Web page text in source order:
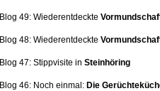
Blog 49: Wiederentdeckte
Blog 48: Wiederentdeckte
Blog 47: Stippvisite in Steinhöring
Blog 46: Noch einmal: Die